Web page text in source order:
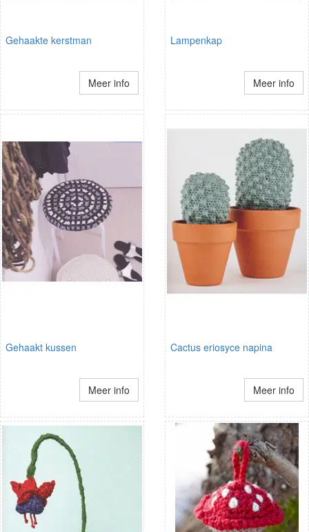
Gehaakte kerstman
Meer info
Lampenkap
Meer info
Gehaakt kussen
Meer info
Cactus eriosyce napina
Meer info